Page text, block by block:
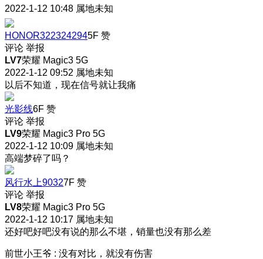
2022-1-12 10:48 属地未知
HONOR3223242945F 赞
评论 举报
LV7荣耀 Magic3 5G
2022-1-12 09:52 属地未知
以后不知道，现在信号就让我痛
光影线6F 赞
评论 举报
LV9荣耀 Magic3 Pro 5G
2022-1-12 10:09 属地未知
高端梦碎了吗？
风行水上90327F 赞
评论 举报
LV8荣耀 Magic3 Pro 5G
2022-1-12 10:17 属地未知
还好吧好吧没有说的那么不堪，销量也没有那么差
前世小王爷 : 没有对比，就没有伤害